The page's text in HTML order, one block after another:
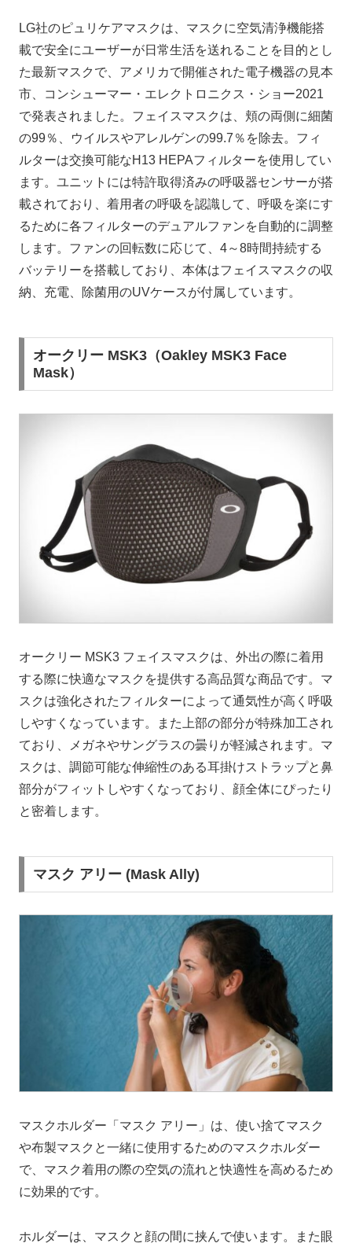
LG社のピュリケアマスクは、マスクに空気清浄機能搭
載で安全にユーザーが日常生活を送れることを目的とし
た最新マスクで、アメリカで開催された電子機器の見本
市、コンシューマー・エレクトロニクス・ショー2021
で発表されました。フェイスマスクは、頬の両側に細菌
の99％、ウイルスやアレルゲンの99.7％を除去。フィ
ルターは交換可能なH13 HEPAフィルターを使用してい
ます。ユニットには特許取得済みの呼吸器センサーが搭
載されており、着用者の呼吸を認識して、呼吸を楽にす
るために各フィルターのデュアルファンを自動的に調整
します。ファンの回転数に応じて、4～8時間持続する
バッテリーを搭載しており、本体はフェイスマスクの収
納、充電、除菌用のUVケースが付属しています。
オークリー MSK3（Oakley MSK3 Face
Mask）
オークリー MSK3 フェイスマスクは、外出の際に着用
する際に快適なマスクを提供する高品質な商品です。マ
スクは強化されたフィルターによって通気性が高く呼吸
しやすくなっています。また上部の部分が特殊加工され
ており、メガネやサングラスの曇りが軽減されます。マ
スクは、調節可能な伸縮性のある耳掛けストラップと鼻
部分がフィットしやすくなっており、顔全体にぴったり
と密着します。
マスク アリー (Mask Ally)
マスクホルダー「マスク アリー」は、使い捨てマスク
や布製マスクと一緒に使用するためのマスクホルダー
で、マスク着用の際の空気の流れと快適性を高めるため
に効果的です。
ホルダーは、マスクと顔の間に挟んで使います。また眼